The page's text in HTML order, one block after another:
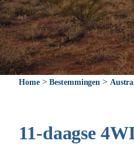
Home>Bestemmingen >
11-daagse